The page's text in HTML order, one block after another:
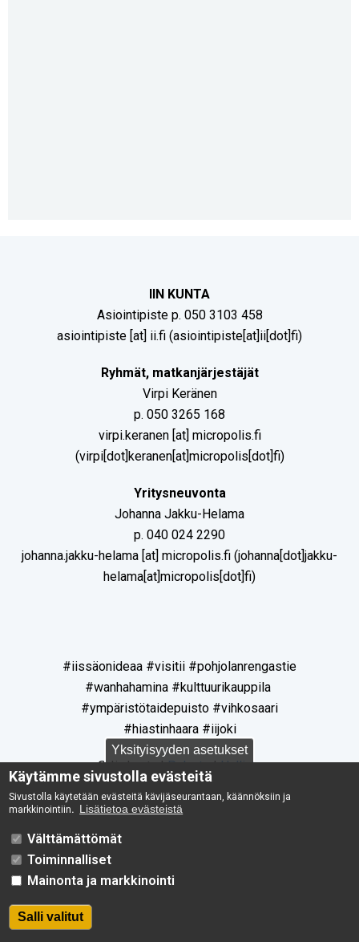
IIN KUNTA
Asiointipiste p. 050 3103 458
asiointipiste [at] ii.fi (asiointipiste[at]ii[dot]fi)
Ryhmät, matkanjärjestäjät
Virpi Keränen
p. 050 3265 168
virpi.keranen[at] micropolis.fi
(virpi[dot]keranen[at]micropolis[dot]fi)
Yritysneuvonta
Johanna Jakku-Helama
p. 040 024 2290
johanna.jakku-helama [at] micropolis.fi (johanna[dot]jakku-
helama[at]micropolis[dot]fi)
#iissäonideaa #visitii #pohjolanrengastie
#wanhahamina #kulttuurikauppila
#ympäristötaidepuisto #vihkosaari
#hiastinhaara #iijoki
© Iin kunta | Palaute | Hallinta
Yksityisyyden asetukset
Käytämme sivustolla evästeitä
Sivustolla käytetään evästeitä kävijäseurantaan, käännöksiin ja
markkinointiin. Lisätietoa evästeistä
Välttämättömät
Toiminnalliset
Mainonta ja markkinointi
Salli valitut